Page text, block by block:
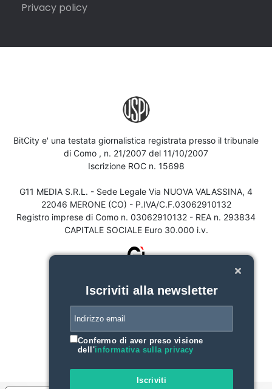
Privacy policy
BitCity e' una testata giornalistica registrata presso il tribunale
di Como , n. 21/2007 del 11/10/2007
Iscrizione ROC n. 15698
G11 MEDIA S.R.L. - Sede Legale Via NUOVA VALASSINA, 4
22046 MERONE (CO) - P.IVA/C.F.03062910132
Registro imprese di Como n. 03062910132 - REA n. 293834
CAPITALE SOCIALE Euro 30.000 i.v.
Iscriviti alla newsletter
Confermo di aver preso visione
dell'informativa sulla privacy
Iscriviti